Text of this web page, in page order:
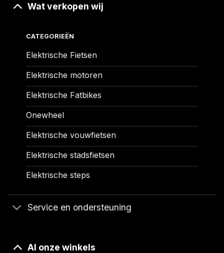
Wat verkopen wij
CATEGORIEËN
Elektrische Fietsen
Elektrische motoren
Elektrische Fatbikes
Onewheel
Elektrische vouwfietsen
Elektrische stadsfietsen
Elektrische steps
Service en ondersteuning
Al onze winkels